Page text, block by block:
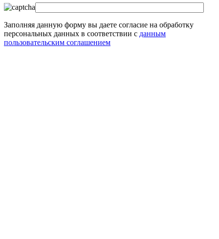
Заполняя данную форму вы даете согласие на обработку
персональных данных в соответствии с данным
пользовательским соглашением